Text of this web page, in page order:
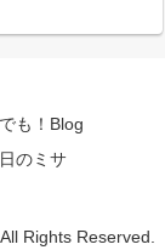
も！Blog
のミサ
Rights Reserved.